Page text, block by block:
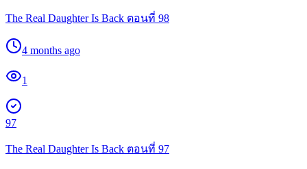
The Real Daughter Is Back ตอนที่ 98
4 months ago
1
97
The Real Daughter Is Back ตอนที่ 97